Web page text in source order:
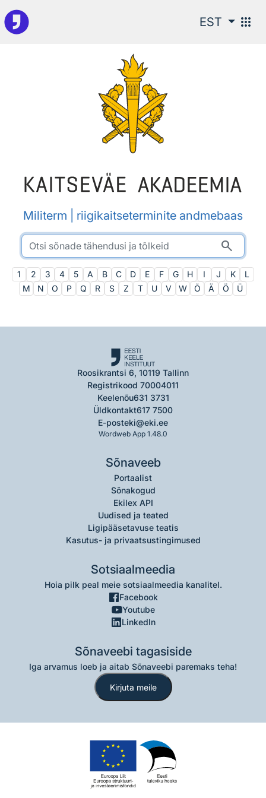
Otsingu juurde
EST apps
Militerm | riigikaitseterminite andmebaas
search
1 2 3 4 5 A B C D E F G H I J K
L
M
N O P Q R S Z T U V W Õ Ä Ö Ü
Roosikrantsi 6, 10119 Tallinn
Registrikood 70004011
Keelenõu631 3731
Üldkontakt617 7500
E-posteki@eki.ee
Wordweb App 1.48.0
Sõnaveeb
Portaalist
Sõnakogud
Ekilex API
Uudised ja teated
Ligipääsetavuse teatis
Kasutus- ja privaatsustingimused
Sotsiaalmeedia
Hoia pilk peal meie sotsiaalmeedia kanalitel.
Facebook
Youtube
LinkedIn
Sõnaveebi tagasiside
Iga arvamus loeb ja aitab Sõnaveebi paremaks teha!
Kirjuta meile